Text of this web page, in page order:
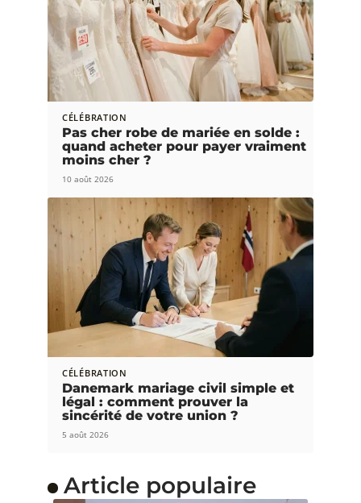
CÉLÉBRATION
Pas cher robe de mariée en solde :
quand acheter pour payer vraiment
moins cher ?
10 août 2026
CÉLÉBRATION
Danemark mariage civil simple et
légal : comment prouver la
sincérité de votre union ?
5 août 2026
Article populaire